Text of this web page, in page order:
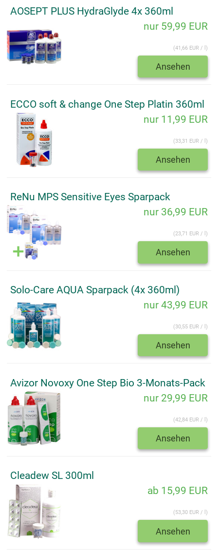
AOSEPT PLUS HydraGlyde 4x 360ml
nur 59,99 EUR
(41,66 EUR / l)
Ansehen
ECCO soft & change One Step Platin 360ml
nur 11,99 EUR
(33,31 EUR / l)
Ansehen
ReNu MPS Sensitive Eyes Sparpack
nur 36,99 EUR
(23,71 EUR / l)
Ansehen
Solo-Care AQUA Sparpack (4x 360ml)
nur 43,99 EUR
(30,55 EUR / l)
Ansehen
Avizor Novoxy One Step Bio 3-Monats-Pack
nur 29,99 EUR
(42,84 EUR / l)
Ansehen
Cleadew SL 300ml
ab 15,99 EUR
(53,30 EUR / l)
Ansehen